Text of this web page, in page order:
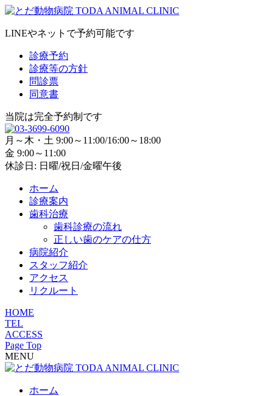
LINEやネットで予約可能です
診療予約
診療等の方針
問診票
同意書
当院は完全予約制です
月～木・土 9:00～11:00/16:00～18:00
金 9:00～11:00
休診日: 日曜/祝日/金曜午後
ホーム
診療案内
歯科治療
歯科診療の流れ
正しい歯のケアの仕方
病院紹介
スタッフ紹介
アクセス
リクルート
HOME
TEL
ACCESS
Page Top
MENU
ホーム